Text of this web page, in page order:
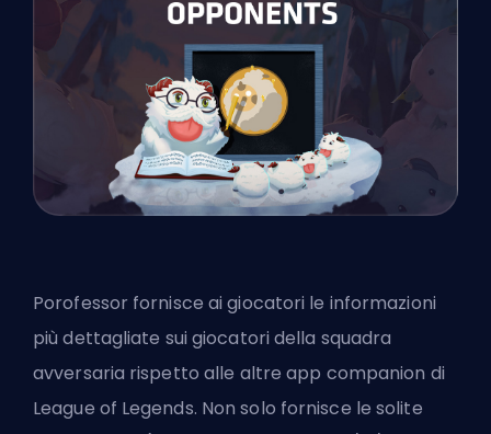
Porofessor fornisce ai giocatori le informazioni
più dettagliate sui giocatori della squadra
avversaria rispetto alle altre app companion di
League of Legends. Non solo fornisce le solite